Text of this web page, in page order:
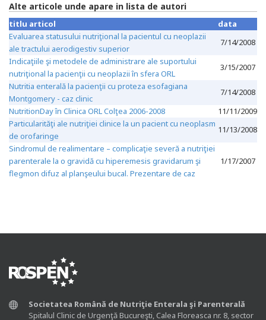
Alte articole unde apare in lista de autori
titlu articol
data
Evaluarea statusului nutriţional la pacientul cu neoplazii
ale tractului aerodigestiv superior
7/14/2008
Indicaţiile şi metodele de administrare ale suportului
nutriţional la pacienţii cu neoplazii în sfera ORL
3/15/2007
Nutritia enterală la pacienţii cu proteza esofagiana
Montgomery - caz clinic
7/14/2008
NutritionDay în Clinica ORL Colţea 2006-2008
11/11/2009
Particularităţi ale nutriţiei clinice la un pacient cu neoplasm
de orofaringe
11/13/2008
Sindromul de realimentare – complicaţie severă a nutriţiei
parenterale la o gravidă cu hiperemesis gravidarum şi
flegmon difuz al planşeului bucal. Prezentare de caz
1/17/2007
Societatea Română de Nutriţie Enterala şi Parenterală
Spitalul Clinic de Urgenţă Bucureşti, Calea Floreasca nr. 8, sector